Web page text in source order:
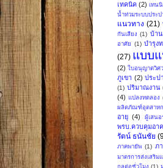
เทคนิค (2) เทน
น้ำท่วมระบบประป
แนวทาง (21)
กันเสียง (1) บ้า
อาศัย (1) บำรุง
(27) แบบ
(2) ใบอนุญาตวิศ
ภูเขา (2) ประป
(1) ปริมาณงาน
(4) แปลงทดลอง
ผลิตภัณฑ์อุตสาหก
อายุ (4) ผู้เสนอ
พรบ.ควบคุมอา
รัตน์ ธนันชัย
ภาคพายัพ (1) ภ
มาตรการส่งเสริ
กลต่อชั่วโมง (1)